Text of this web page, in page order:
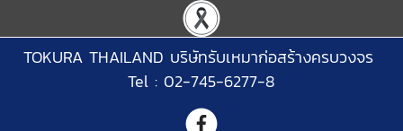
TOKURA THAILAND บริษัทรับเหมาก่อสร้างครบวงจร
Tel : 02-745-6277-8